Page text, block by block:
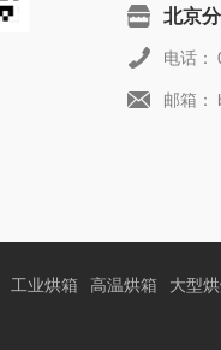
北京
电话：
邮箱：
工业烘箱 高温烘箱 大型